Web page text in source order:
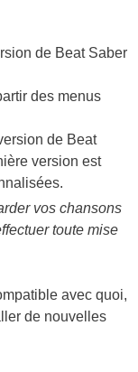
de Beat Saber
des menus
de Beat
version est
vos chansons
toute mise
avec quoi,
de nouvelles